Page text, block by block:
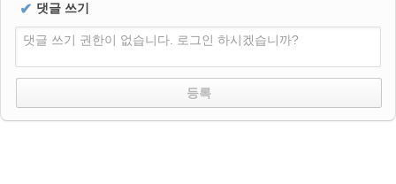
✔ 댓글 쓰기
댓글 쓰기 권한이 없습니다. 로그인 하시겠습니까?